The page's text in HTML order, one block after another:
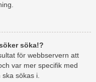
söka!?
för webbservern att
var mer specifik med
sökas i.